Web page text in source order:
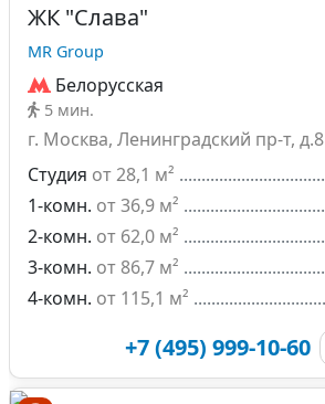
ЖК "Слава"
MR Group
Белорусская
5 мин.
г. Москва, Ленинградский пр-т, д.8
Студия от 28,1 м²
1-комн. от 36,9 м²
2-комн. от 62,0 м²
3-комн. от 86,7 м²
4-комн. от 115,1 м²
+7 (495) 999-10-60